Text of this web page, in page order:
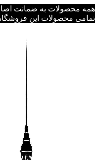
همه محصولات به ضمانت
تمامی محصولات این